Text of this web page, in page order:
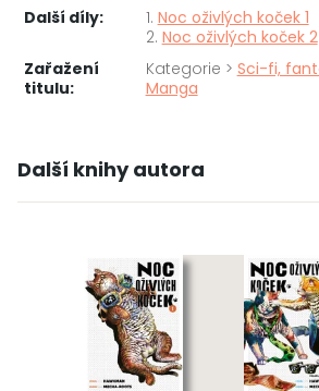
Další díly:
1. Noc oživlých koček 1
2. Noc oživlých koček 2
Zařažení
titulu:
Kategorie > Sci-fi,
Manga
Další knihy autora